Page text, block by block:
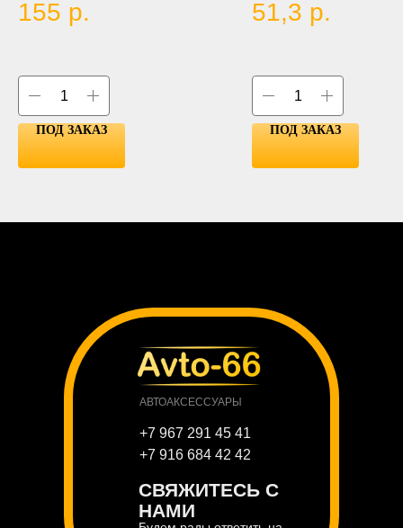
Цвет:
WHITE
ICE BLUE
155 р.
ПОД ЗАКАЗ
Цвет:
BLUE
51,3 р.
ПОД ЗАКАЗ
СВЯЖИТЕСЬ С
НАМИ
АВТОАКСЕССУАРЫ
+7 967 291 45 41
+7 916 684 42 42